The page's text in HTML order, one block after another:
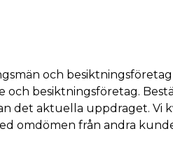
och
besiktningsföretag.
det aktuella uppdraget.
omdömen från andra